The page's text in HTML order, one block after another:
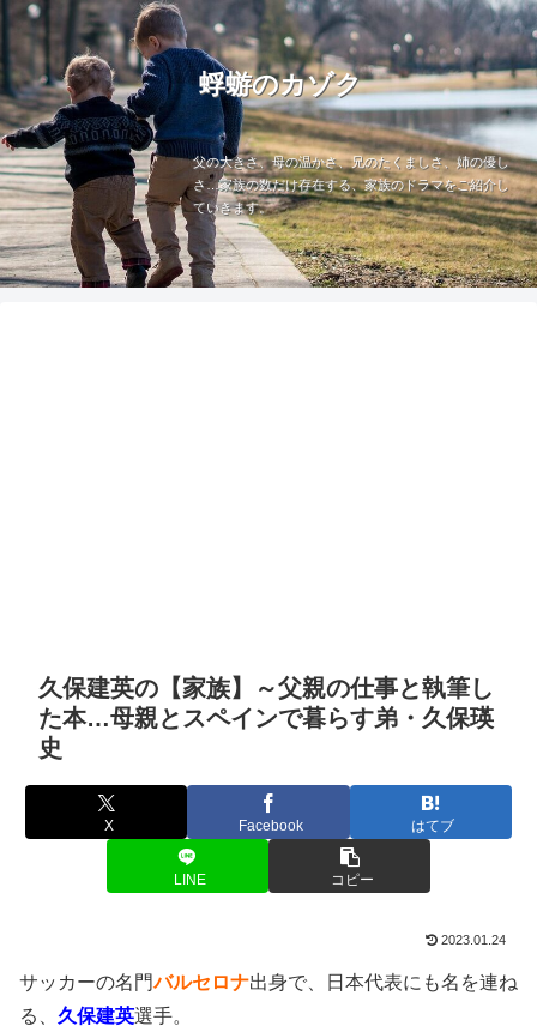
蜉蝣のカゾク
父の大きさ、母の温かさ、兄のたくましさ、姉の優し
さ…家族の数だけ存在する、家族のドラマをご紹介し
ていきます。
久保建英の【家族】～父親の仕事と執筆し
た本…母親とスペインで暮らす弟・久保瑛
史
X Facebook はてブ
LINE コピー
2023.01.24
サッカーの名門バルセロナ出身で、日本代表にも名を連ね
る、 久保建英選手。